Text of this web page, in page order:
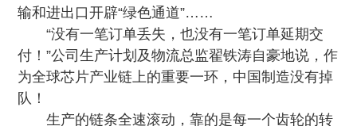
输和进出口开辟“绿色通道”……
“没有一笔订单丢失，也没有一笔订单延期交
付！”公司生产计划及物流总监翟铁涛自豪地说，作
为全球芯片产业链上的重要一环，中国制造没有掉
队！
生产的链条全速滚动，靠的是每一个齿轮的转